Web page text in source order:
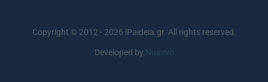
Copyright © 2012 - 2026 iPaideia.gr. All rights reserved.
Developed by